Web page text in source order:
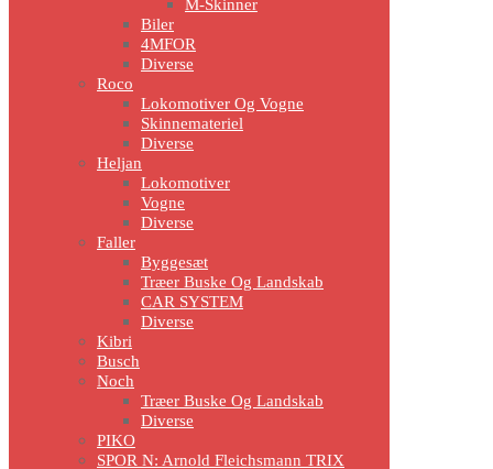
M-Skinner
Biler
4MFOR
Diverse
Roco
Lokomotiver Og Vogne
Skinnemateriel
Diverse
Heljan
Lokomotiver
Vogne
Diverse
Faller
Byggesæt
Træer Buske Og Landskab
CAR SYSTEM
Diverse
Kibri
Busch
Noch
Træer Buske Og Landskab
Diverse
PIKO
SPOR N: Arnold Fleichsmann TRIX